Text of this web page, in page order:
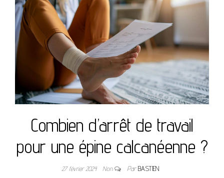
Combien d’arrêt de travail
pour une épine calcanéenne ?
27 février 2024 Non ParBASTIEN